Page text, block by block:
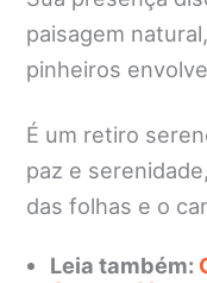
paisagem
pinheiros
É um retiro
paz e
das folhas e o
Leia também: